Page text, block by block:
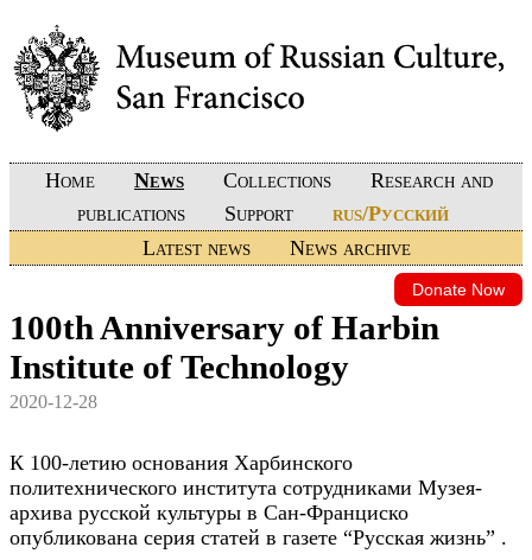
Home News Collections
Research and
publications
Support
rus/Русский
Latest news
News archive
Donate Now
100th Anniversary of Harbin
Institute of Technology
2020-12-28
К 100-летию основания Харбинского
политехнического института сотрудниками Музея-
архива русской культуры в Сан-Франциско
опубликована серия статей в газете “Русская жизнь” .